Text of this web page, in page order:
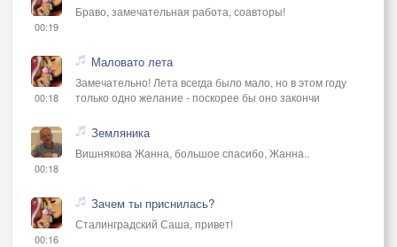
00:19
Браво, замечательная работа, соавторы!
00:18
Маловато лета
Замечательно! Лета всегда было мало, но в этом году
только одно желание - поскорее бы оно закончи
00:18
Земляника
Вишнякова Жанна, большое спасибо, Жанна..
00:16
Зачем ты приснилась?
Сталинградский Саша, привет!